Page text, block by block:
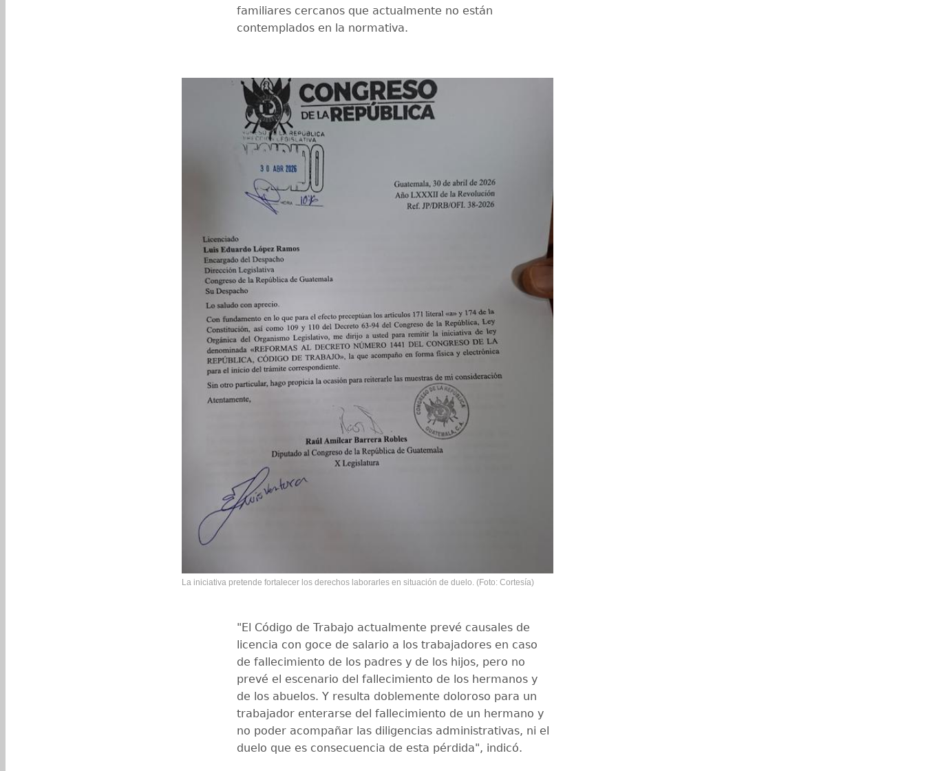
familiares cercanos que actualmente no están
contemplados en la normativa.
La iniciativa pretende fortalecer los derechos laborarles en situación de duelo. (Foto: Cortesía)
"El Código de Trabajo actualmente prevé causales de
licencia con goce de salario a los trabajadores en caso
de fallecimiento de los padres y de los hijos, pero no
prevé el escenario del fallecimiento de los hermanos y
de los abuelos. Y resulta doblemente doloroso para un
trabajador enterarse del fallecimiento de un hermano y
no poder acompañar las diligencias administrativas, ni el
duelo que es consecuencia de esta pérdida", indicó.